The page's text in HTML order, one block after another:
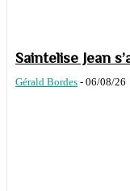
Saintelise Jean
Gérald Bordes - 06/08/26